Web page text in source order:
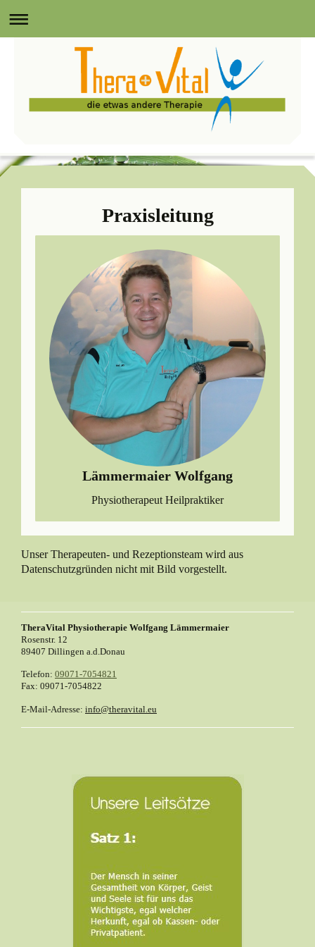
Praxisleitung
Lämmermaier Wolfgang
Physiotherapeut Heilpraktiker
Unser Therapeuten- und Rezeptionsteam wird aus
Datenschutzgründen nicht mit Bild vorgestellt.
TheraVital Physiotherapie Wolfgang Lämmermaier
Rosenstr. 12
89407 Dillingen a.d.Donau
Telefon: 09071-7054821
Fax: 09071-7054822
E-Mail-Adresse: info@theravital.eu